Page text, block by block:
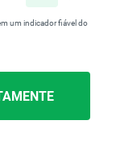
um indicador fiável do